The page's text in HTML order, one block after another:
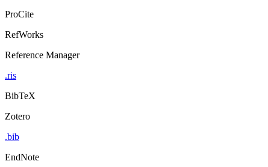
ProCite
RefWorks
Reference Manager
.ris
BibTeX
Zotero
.bib
EndNote